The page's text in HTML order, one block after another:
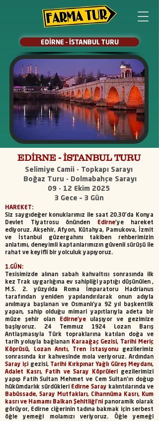
EDİRNE - İSTANBUL TURU
EDİRNE - İSTANBUL TURU
Selimiye Camii - Topkapı Sarayı
Boğaz Turu - Dolmabahçe Sarayı
09 - 12 Ekim 2025
3 Gece – 3 Gün
HAREKET:
Siz saygıdeğer konuklarımız ile saat 20.30'da Konya
Devlet Tiyatrosu önünden
Edirne'ye hareket
ediyoruz. Akşehir, Afyon, Kütahya, Pamukova, İzmit
ve İstanbul güzergahını takiben rehberimizin
anlatımı, deneyimli kaptanlarımızın güvenli sürüşü ile
rahat ve keyifli bir yolculuk yapıyoruz.
1.GÜN:
Tesisimizde alınan sabah kahvaltısı sonrasında ilk
kez Trak uygarlığına ev sahipliği yaptığı düşünülen ,
M.S. 2. yüzyılda Roma İmparatoru Hadrianus
tarafından yeniden yapılandırılarak onun adıyla
anılmaya başlanan ve Osmanlı’ya 92 yıl başkentlik
yapan, sahip olduğu mimari yapıtlarıyla adeta bir
müze şehir olan
Edirne’ye ulaşıyor ve gezimize
başlıyoruz. 24 Temmuz 1924 Lozan Barış
Antlaşmasıyla Türk topraklarına katılan doğa ve
tarih yoluyla bağlanan Karaağaç Gezisi, Tarihi Meriç
Köprüsü, Lozan Anıtı, Tren İstasyonu
gezilerimiz
sonrasında kır kahvesinde mola veriyoruz. Ardından
Saray içi
gezisi,
Tarihi Kırkpınar Yağlı Güreş Meydanı,
Adalet Kasrı, Fatih ve Saray Köprüleri
gezilerimizi
yapıp Fatih Sultan Mehmet ve Cem Sultan’ın doğup
hükümdarlık sürdükleri Edirne Saray kalıntılarında ve
Babüssade, Saray Mutfakları, Cihannüma Kasrı, Kum
kasrı ve Hamamı Balkan Şehitliği’ni
panoramik olarak
görüyor, Edirne ciğerinin tadına bakmak için serbest
öğle yemeği molamızı veriyoruz. Öğle yemeği